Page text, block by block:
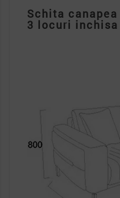
Schita
3 locuri inchisa